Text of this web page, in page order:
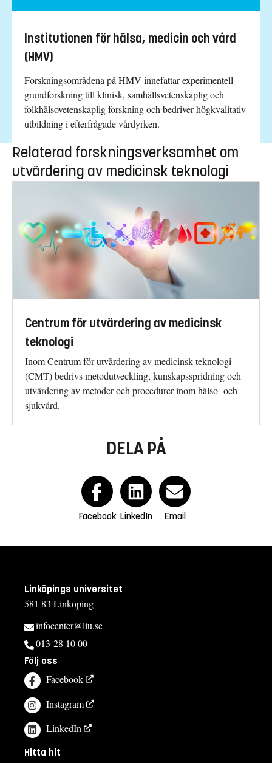
Institutionen för hälsa, medicin och vård
(HMV)
Forskningsområdena på HMV innefattar experimentell
grundforskning till klinisk, samhällsvetenskaplig och
folkhälsovetenskaplig forskning och bedriver högkvalitativ
utbildning i efterfrågade vårdyrken.
Relaterad forskningsverksamhet om
utvärdering av medicinsk teknologi
Centrum för utvärdering av medicinsk
teknologi
Inom Centrum för utvärdering av medicinsk teknologi
(CMT) bedrivs metodutveckling, kunskapsspridning och
utvärdering av metoder och procedurer inom hälso- och
sjukvård.
DELA PÅ
Facebook LinkedIn Email
Linköpings universitet
581 83 Linköping
infocenter@liu.se
013-28 10 00
Följ oss
Facebook
Instagram
LinkedIn
Hitta hit